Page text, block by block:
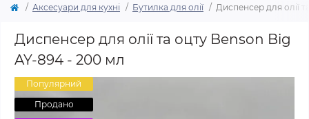
Аксесуари для кухні Бутилка для олії Диспенсер для олії
Диспенсер для олії та оцту Benson Big
AY-894 - 200 мл
Популярний
Продано